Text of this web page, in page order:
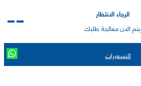
الرجاء الانتظار
يتم الان معالجة طلبك
التسعيرات